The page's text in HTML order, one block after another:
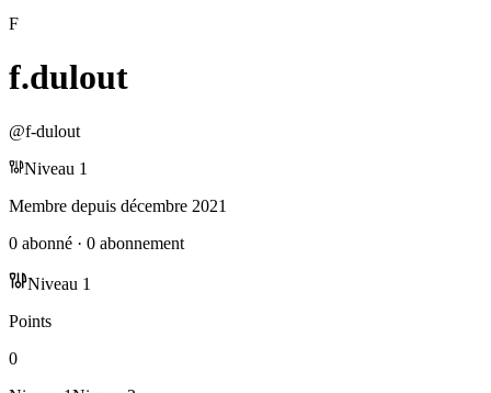
F
f.dulout
@f-dulout
Niveau 1
Membre depuis décembre 2021
0 abonné · 0 abonnement
Niveau 1
Points
0